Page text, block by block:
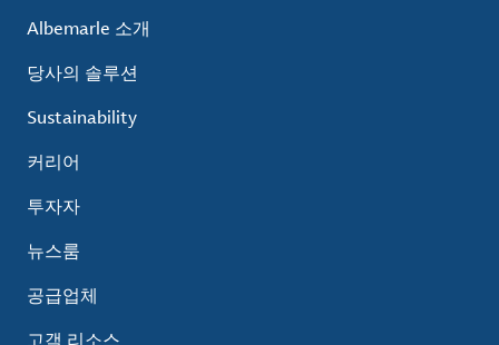
Albemarle 소개
당사의 솔루션
Sustainability
커리어
투자자
뉴스룸
공급업체
고객 리소스